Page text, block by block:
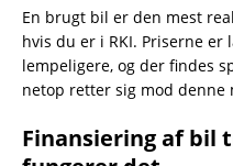
En brugt bil er den mest
hvis du er i RKI. Priserne
lempeligere, og der findes
netop retter sig mod denne
Finansiering af bil